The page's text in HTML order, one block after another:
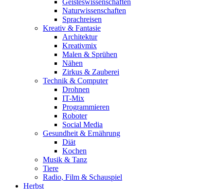
Naturwissenschaften
Sprachreisen
Kreativ & Fantasie
Architektur
Kreativmix
Malen & Sprühen
Nähen
Zirkus & Zauberei
Technik & Computer
Drohnen
IT-Mix
Programmieren
Roboter
Social Media
Gesundheit & Ernährung
Diät
Kochen
Musik & Tanz
Tiere
Radio, Film & Schauspiel
Herbst